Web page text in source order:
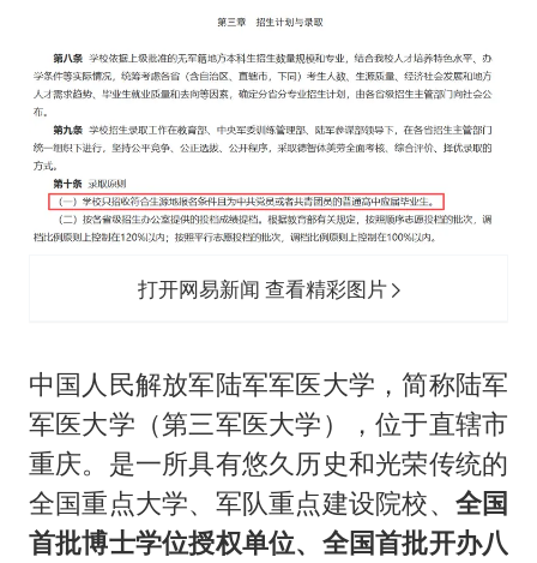
打开网易新闻 查看精彩图片
中国人民解放军陆军军医大学，简称陆军
军医大学（第三军医大学），位于直辖市
重庆。是一所具有悠久历史和光荣传统的
全国重点大学、军队重点建设院校、 全国
首批博士学位授权单位、全国首批开办八